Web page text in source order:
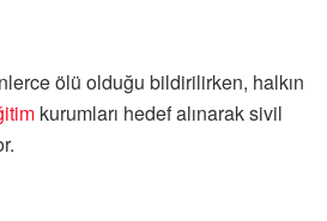
ölü olduğu bildirilirken, halkın
kurumları hedef alınarak sivil